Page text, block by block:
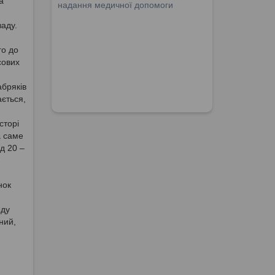
надання медичної допомоги
до
саме
20 –